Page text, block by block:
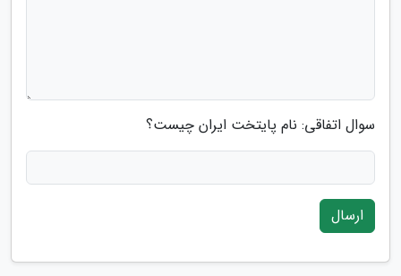
سوال اتفاقی: نام پایتخت ایران چیست؟
ارسال